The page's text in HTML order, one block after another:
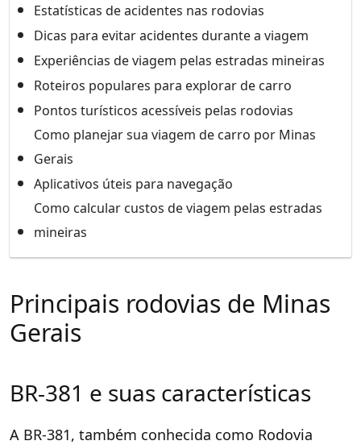
Estatísticas de acidentes nas rodovias
Dicas para evitar acidentes durante a viagem
Experiências de viagem pelas estradas mineiras
Roteiros populares para explorar de carro
Pontos turísticos acessíveis pelas rodovias
Como planejar sua viagem de carro por Minas
Gerais
Aplicativos úteis para navegação
Como calcular custos de viagem pelas estradas
mineiras
Principais rodovias de Minas
Gerais
BR-381 e suas características
A BR-381, também conhecida como Rodovia